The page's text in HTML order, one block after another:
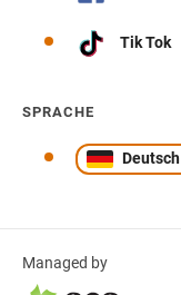
Tik Tok
SPRACHE
Deutsch
Managed by